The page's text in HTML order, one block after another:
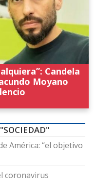
Candela
Moyano
América: “el objetivo
coronavirus